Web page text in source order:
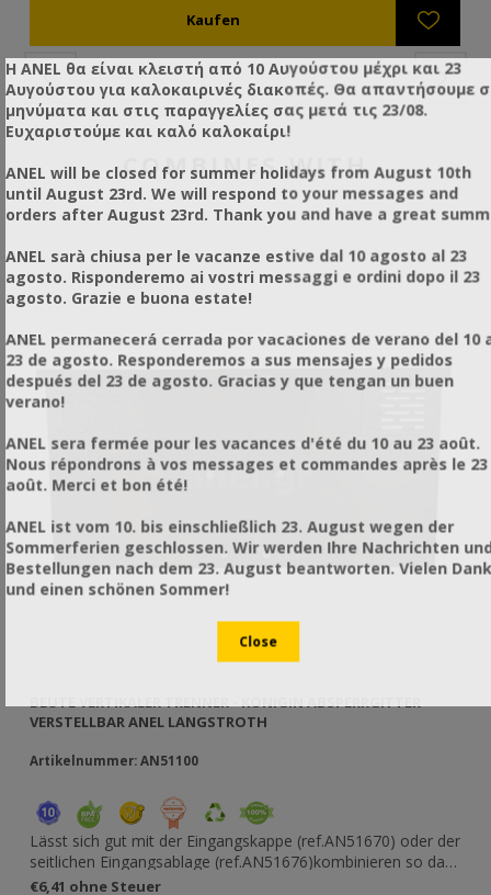
COMBINES WITH
BEUTE VERTIKALER TRENNER - KÖNIGIN ABSPERRGITTER
VERSTELLBAR ANEL LANGSTROTH
Artikelnummer: AN51100
Lässt sich gut mit der Eingangskappe (ref.AN51670) oder der
seitlichen Eingangsablage (ref.AN51676)kombinieren so das
jede Sektion ihren eigenen Eingang hat, welche jede Beute
€6,41 ohne Steuer
Η ANEL θα είναι κλειστή από 10 Αυγούστου μέχρι και 23
Αυγούστου για καλοκαιρινές διακοπές. Θα απαντήσουμε
μηνύματα και στις παραγγελίες σας μετά τις 23/08.
Ευχαριστούμε και καλό καλοκαίρι!
ANEL will be closed for summer holidays from August 10th
until August 23rd. We will respond to your messages and
orders after August 23rd. Thank you and have a great
ANEL sarà chiusa per le vacanze estive dal 10 agosto al 23
agosto. Risponderemo ai vostri messaggi e ordini dopo il 23
agosto. Grazie e buona estate!
ANEL permanecerá cerrada por vacaciones de verano del 10
23 de agosto. Responderemos a sus mensajes y pedidos
después del 23 de agosto. Gracias y que tengan un buen
verano!
ANEL sera fermée pour les vacances d'été du 10 au 23 août.
Nous répondrons à vos messages et commandes après le 23
août. Merci et bon été!
ANEL ist vom 10. bis einschließlich 23. August wegen der
Sommerferien geschlossen. Wir werden Ihre Nachrichten
Bestellungen nach dem 23. August beantworten. Vielen Dank
und einen schönen Sommer!